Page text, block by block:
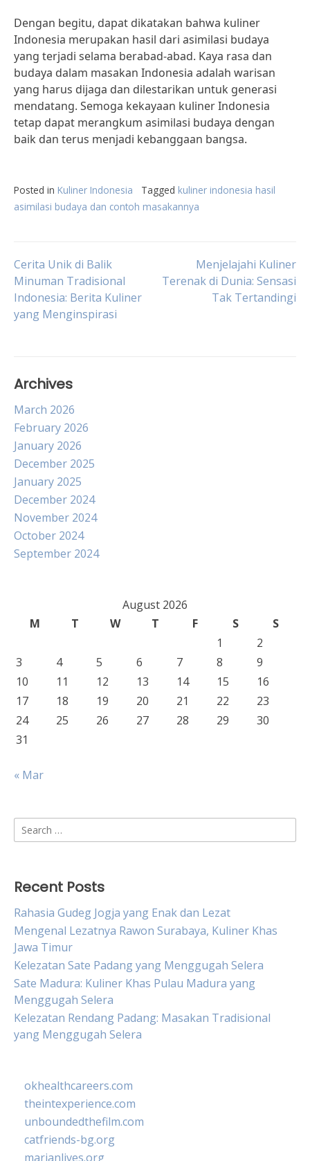
Dengan begitu, dapat dikatakan bahwa kuliner
Indonesia merupakan hasil dari asimilasi budaya
yang terjadi selama berabad-abad. Kaya rasa dan
budaya dalam masakan Indonesia adalah warisan
yang harus dijaga dan dilestarikan untuk generasi
mendatang. Semoga kekayaan kuliner Indonesia
tetap dapat merangkum asimilasi budaya dengan
baik dan terus menjadi kebanggaan bangsa.
Posted in Kuliner Indonesia Tagged kuliner indonesia hasil
asimilasi budaya dan contoh masakannya
Post
navigation
Cerita Unik di Balik
Minuman Tradisional
Indonesia: Berita Kuliner
yang Menginspirasi
Menjelajahi Kuliner
Terenak di Dunia: Sensasi
Tak Tertandingi
Archives
March 2026
February 2026
January 2026
December 2025
January 2025
December 2024
November 2024
October 2024
September 2024
August 2026
M
T W T F S
S
1
2
3
4 5 6 7 8
9
10
11 12 13 14 15
16
17
18 19 20 21 22
23
24
25 26 27 28 29
30
31
« Mar
Search
for:
Recent Posts
Rahasia Gudeg Jogja yang Enak dan Lezat
Mengenal Lezatnya Rawon Surabaya, Kuliner Khas
Jawa Timur
Kelezatan Sate Padang yang Menggugah Selera
Sate Madura: Kuliner Khas Pulau Madura yang
Menggugah Selera
Kelezatan Rendang Padang: Masakan Tradisional
yang Menggugah Selera
okhealthcareers.com
theintexperience.com
unboundedthefilm.com
catfriends-bg.org
marianlives.org